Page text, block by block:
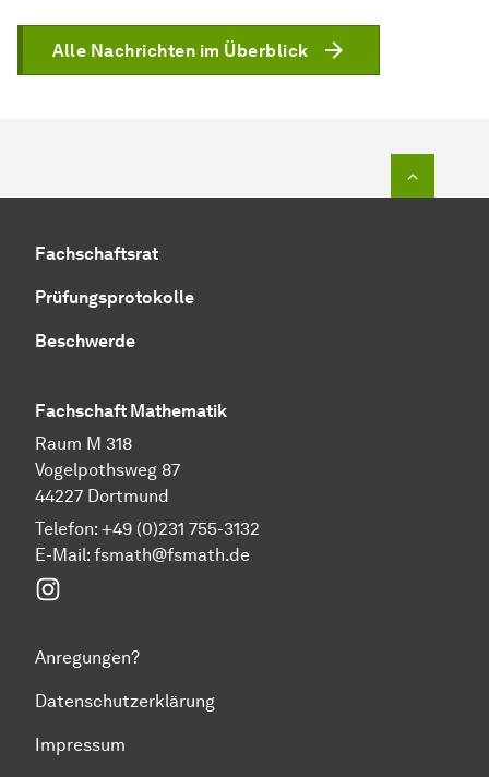
Alle Nachrichten im Überblick
Fachschaftsrat
Prüfungsprotokolle
Beschwerde
Fachschaft Mathematik
Raum M 318
Vogelpothsweg 87
44227 Dortmund
Telefon: +49 (0)231 755-3132
E-Mail: fsmath@fsmath.de
Anregungen?
Datenschutzerklärung
Impressum